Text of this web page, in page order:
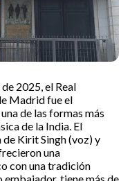
2025, el Real
Madrid fue el
de las formas más
de la India. El
Kirit Singh (voz) y
una
con una tradición
embajador, tiene más de